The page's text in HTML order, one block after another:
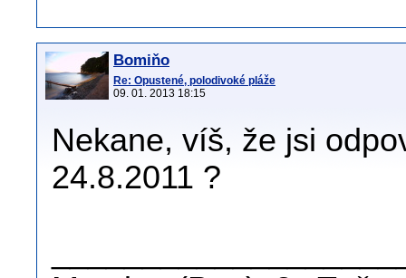
Bomiňo
Re: Opustené, polodivoké pláže
09. 01. 2013 18:15
Nekane, víš, že jsi
24.8.2011 ?